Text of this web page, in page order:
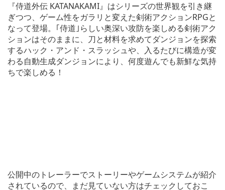
『侍道外伝 KATANAKAMI』はシリーズの世界観を引き継
ぎつつ、ゲーム性をガラリと変えた剣術アクションRPGと
なって登場。｢侍道｣らしい奥深い攻防を楽しめる剣術アク
ションはそのままに、刀と材料を求めてダンジョンを探索
するハック・アンド・スラッシュや、入るたびに構造が変
わる自動生成ダンジョンにより、何度遊んでも新鮮な気持
ちで楽しめる！
公開中のトレーラーでストーリーやゲームシステムが紹介
されているので、まだ見ていない方はチェックしておこ